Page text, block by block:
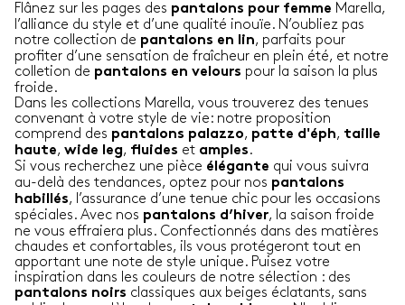
Flânez sur les pages des pantalons pour femme Marella,
l’alliance du style et d’une qualité inouïe. N’oubliez pas
notre collection de pantalons en lin, parfaits pour
profiter d’une sensation de fraîcheur en plein été, et notre
colletion de pantalons en velours pour la saison la plus
froide.
Dans les collections Marella, vous trouverez des tenues
convenant à votre style de vie: notre proposition
comprend des pantalons palazzo, patte d'éph, taille
haute, wide leg, fluides et amples .
Si vous recherchez une pièce élégante qui vous suivra
au-delà des tendances, optez pour nos pantalons
habillés, l’assurance d’une tenue chic pour les occasions
spéciales. Avec nos pantalons d’hiver, la saison froide
ne vous effraiera plus. Confectionnés dans des matières
chaudes et confortables, ils vous protégeront tout en
apportant une note de style unique. Puisez votre
inspiration dans les couleurs de notre sélection : des
pantalons noirs classiques aux beiges éclatants, sans